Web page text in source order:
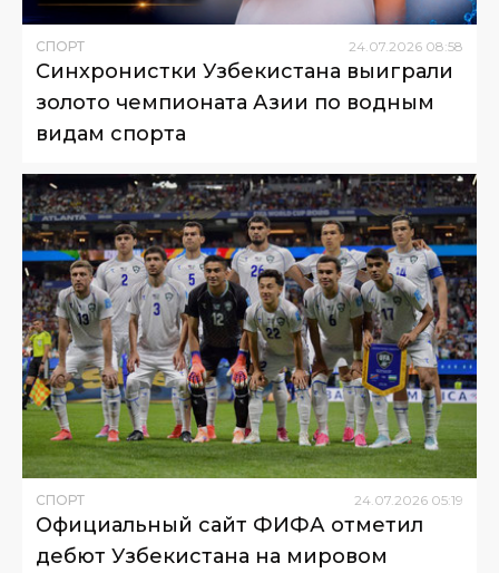
СПОРТ 24.07.2026 08:58
Синхронистки Узбекистана выиграли
золото чемпионата Азии по водным
видам спорта
СПОРТ 24 07 2026 05:19
Официальный сайт ФИФА отметил
дебют Узбекистана на мировом